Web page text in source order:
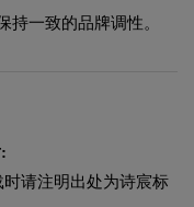
持一致的品牌调性。
时请注明出处为诗宸标